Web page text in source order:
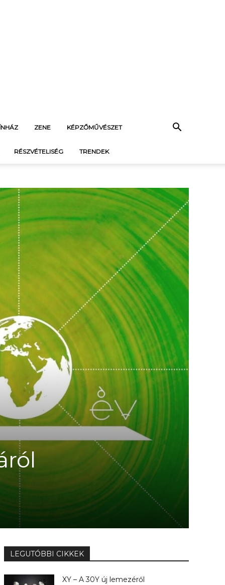
ZENE KÉPZŐMŰVÉSZET
RÉSZVÉTELISÉG TRENDEK
LEGUTÓBBI CIKKEK
XY – A 30Y új lemezéről